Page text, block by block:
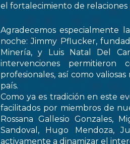
el fortalecimiento de relaciones
Agradecemos especialmente
noche: Jimmy Pflucker,
Minería, y Luis Natal Del
intervenciones permitieron
profesionales, así como
país.
Como ya es tradición en este
facilitados por miembros de
Rossana Gallesio Gonzales,
Sandoval, Hugo Mendoza,
activamente a dinamizar el